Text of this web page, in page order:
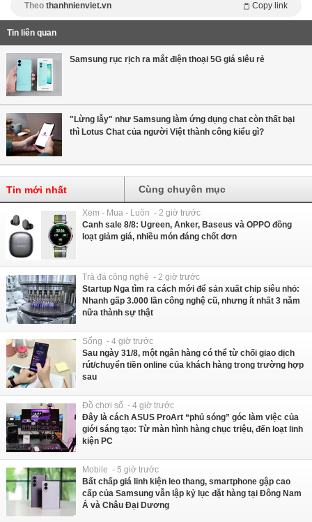
Theo thanhnienviet.vn Copy link
Tin liên quan
Samsung rục rịch ra mắt điện thoại 5G giá siêu rẻ
"Lừng lẫy" như Samsung làm ứng dụng chat còn thất bại
thì Lotus Chat của người Việt thành công kiểu gì?
Tin mới nhất Cùng chuyên mục
Xem - Mua - Luôn - 2 giờ trước
Canh sale 8/8: Ugreen, Anker, Baseus và OPPO đồng
loạt giảm giá, nhiều món đáng chốt đơn
Trà đá công nghệ - 2 giờ trước
Startup Nga tìm ra cách mới để sản xuất chip siêu nhỏ:
Nhanh gấp 3.000 lần công nghệ cũ, nhưng ít nhất 3 năm
nữa thành sự thật
Sống - 4 giờ trước
Sau ngày 31/8, một ngân hàng có thể từ chối giao dịch
rút/chuyển tiền online của khách hàng trong trường hợp
sau
Đồ chơi số - 4 giờ trước
Đây là cách ASUS ProArt “phủ sóng” góc làm việc của
giới sáng tạo: Từ màn hình hàng chục triệu, đến loạt linh
kiện PC
Mobile - 5 giờ trước
Bất chấp giá linh kiện leo thang, smartphone gập cao
cấp của Samsung vẫn lập kỷ lục đặt hàng tại Đông Nam
Á và Châu Đại Dương